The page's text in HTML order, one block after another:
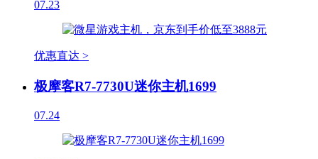
07.23
优惠直达 >
极摩客R7-7730U迷你主机1699
07.24